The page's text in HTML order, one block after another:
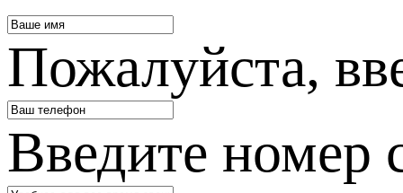
Пожалуйста,
Введите номер